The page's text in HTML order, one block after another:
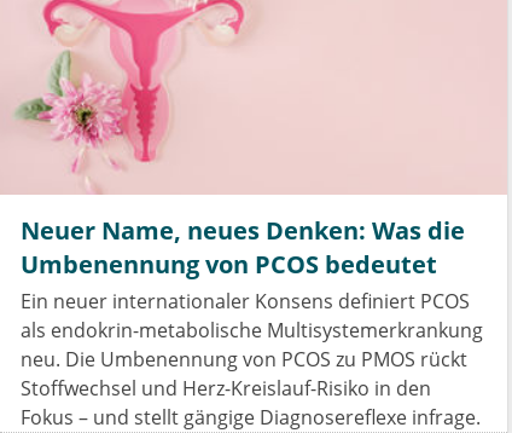
Neuer Name, neues Denken: Was die
Umbenennung von PCOS bedeutet
Ein neuer internationaler Konsens definiert PCOS
als endokrin-metabolische Multisystemerkrankung
neu. Die Umbenennung von PCOS zu PMOS rückt
Stoffwechsel und Herz-Kreislauf-Risiko in den
Fokus – und stellt gängige Diagnosereflexe infrage.